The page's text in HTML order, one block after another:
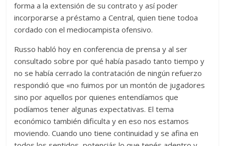
forma a la extensión de su contrato y así poder
incorporarse a préstamo a Central, quien tiene todoa
cordado con el mediocampista ofensivo.
Russo habló hoy en conferencia de prensa y al ser
consultado sobre por qué había pasado tanto tiempo y
no se había cerrado la contratación de ningún refuerzo
respondió que «no fuimos por un montón de jugadores
sino por aquellos por quienes entendíamos que
podíamos tener algunas expectativas. El tema
económico también dificulta y en eso nos estamos
moviendo. Cuando uno tiene continuidad y se afina en